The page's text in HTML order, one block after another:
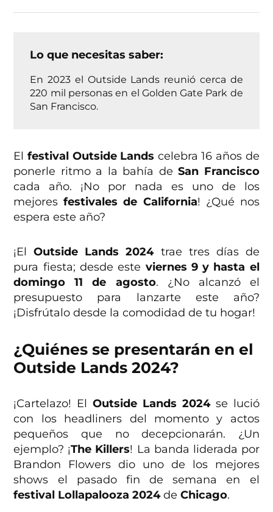
Lo que necesitas saber:
En 2023 el Outside Lands reunió cerca de
220 mil personas en el Golden Gate Park de
San Francisco.
Elfestival Outside Lands celebra 16 años de
ponerle ritmo a la bahía deSan Francisco
cada año. ¡No por nada es uno de los
mejoresfestivales de California! ¿Qué nos
espera este año?
¡ElOutside Lands 2024trae tres días de
pura fiesta; desde este viernes 9 y hasta el
domingo 11 de agosto. ¿No alcanzó el
presupuesto para lanzarte este año?
¡Disfrútalo desde la comodidad de tu hogar!
¿Quiénes se presentarán en el
Outside Lands 2024?
¡Cartelazo! ElOutside Lands 2024se lució
con los headliners del momento y actos
pequeños que no decepcionarán. ¿Un
ejemplo? ¡The Killers! La banda liderada por
Brandon Flowers dio uno de los mejores
shows el pasado fin de semana en el
festival Lollapalooza 2024deChicago.